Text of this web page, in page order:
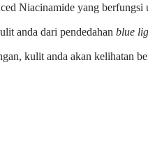
Niacinamide yang
anda dari pendedahan blue
kulit anda akan kelihatan